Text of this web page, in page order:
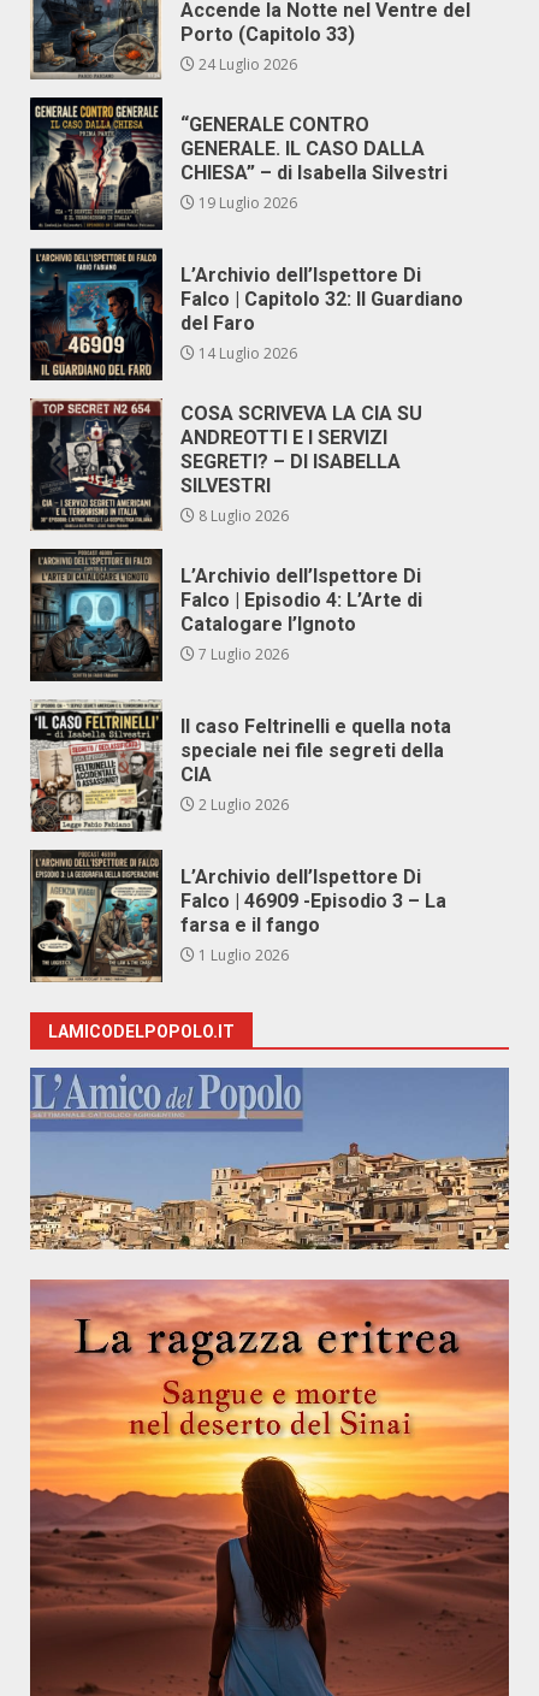
Accende la Notte nel Ventre del
Porto (Capitolo 33)
24 Luglio 2026
“GENERALE CONTRO
GENERALE. IL CASO DALLA
CHIESA” – di Isabella Silvestri
19 Luglio 2026
L’Archivio dell’Ispettore Di
Falco | Capitolo 32: Il Guardiano
del Faro
14 Luglio 2026
COSA SCRIVEVA LA CIA SU
ANDREOTTI E I SERVIZI
SEGRETI? – DI ISABELLA
SILVESTRI
8 Luglio 2026
L’Archivio dell’Ispettore Di
Falco | Episodio 4: L’Arte di
Catalogare l’Ignoto
7 Luglio 2026
Il caso Feltrinelli e quella nota
speciale nei file segreti della
CIA
2 Luglio 2026
L’Archivio dell’Ispettore Di
Falco | 46909 -Episodio 3 – La
farsa e il fango
1 Luglio 2026
LAMICODELPOPOLO.IT